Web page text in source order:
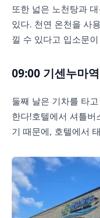
또한 넓은 노천탕과
있다. 천연 온천을 사
낄 수 있다고 입소문
09:00 기센누마역
둘째 날은 기차를 타
한다!호텔에서 셔틀버
기 때문에, 호텔에서